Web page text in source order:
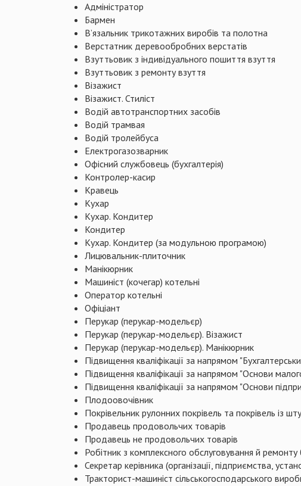
Адміністратор
Бармен
В’язальник трикотажних виробів та полотна
Верстатник деревообробних верстатів
Взуттьовик з індивідуального пошиття взуття
Взуттьовик з ремонту взуття
Візажист
Візажист. Стиліст
Водій автотранспортних засобів
Водій трамвая
Водій тролейбуса
Електрогазозварник
Офісний службовець (бухгалтерія)
Контролер-касир
Кравець
Кухар
Кухар. Кондитер
Кондитер
Кухар. Кондитер (за модульною програмою)
Лицювальник-плиточник
Манікюрник
Машиніст (кочегар) котельні
Оператор котельні
Офіціант
Перукар (перукар-модельєр)
Перукар (перукар-модельєр). Візажист
Перукар (перукар-модельєр). Манікюрник
Підвищення кваліфікації за напрямом
Підвищення кваліфікації за напрямом "Основи
Підвищення кваліфікації за напрямом "Основи
Плодоовочівник
Покрівельник рулонних покрівель та покрівель із
Продавець продовольчих товарів
Продавець не продовольчих товарів
Робітник з комплексного обслуговування й ремонту
Секретар керівника (організації, підприємства,
Тракторист-машиніст сільськогосподарського